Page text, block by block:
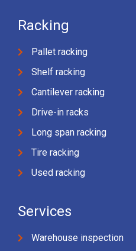
Racking
Pallet racking
Shelf racking
Cantilever racking
Drive-in racks
Long span racking
Tire racking
Used racking
Services
Warehouse inspection